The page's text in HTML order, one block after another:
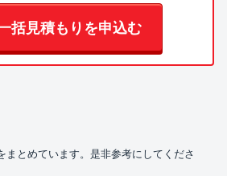
一括見積もりを申込む
まとめています。是非参考にしてくださ